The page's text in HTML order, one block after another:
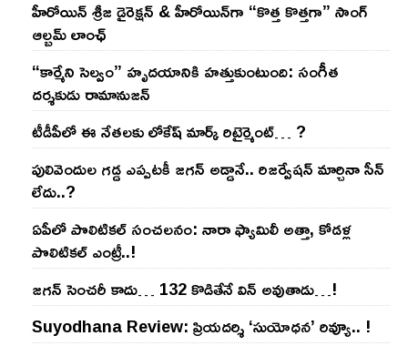
హీరోయిన్ శ్రీజ డైరెక్ష‌న్ & హీరోయిన్‌గా “కొత్త కొత్తగా” సాంగ్
ఆల్బమ్ లాంఛ్
“కార్మేని సెల్వం” హృదయానికి హత్తుకుంటుంది: సంగీత
దర్శకుడు రామానుజన్
టీడీపీలో ఈ నేత‌ల‌కు లోకేష్ మార్క్ రిటైర్మెంట్‌… ?
పులివెందుల గ‌డ్డ ఎప్ప‌ట‌కీ జ‌గ‌న్ అడ్డానే.. రిజ‌ర్వేష‌న్ మార్చినా సీన్
లేదు..?
ఏపీలో పొలిటిక‌ల్ సంచ‌ల‌నం: నారా ఫ్యామిలీ అత్తా, కోడ‌ళ్ల
పొలిటికల్ ఎంట్రీ..!
జ‌గ‌న్ సెంచ‌రీ కాదు… 132 కొడితేనే విన్ అవుతాడు…!
Suyodhana Review: ప్రియదర్శి ‘సుయోధన’ రివ్యూ.. !